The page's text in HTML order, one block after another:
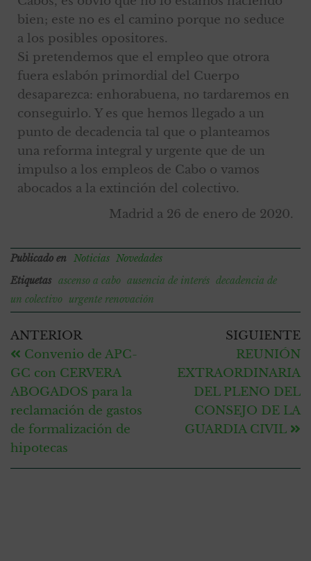
bien; este no es el camino porque no seduce
a los posibles opositores.
Si pretendemos que el empleo que otrora
fuera eslabón primordial del Cuerpo
desaparezca: enhorabuena, no tardaremos en
conseguirlo. Y es que hemos llegado a un
punto de decadencia tal que o planteamos
una reforma integral y urgente que de un
impulso a los empleos de Cabo o vamos
abocados a la extinción del colectivo.
Madrid a 26 de enero de 2020.
Publicado en Noticias Novedades
Etiquetas ascenso a cabo ausencia de interés decadencia de
un colectivo urgente renovación
ANTERIOR
Convenio de APC-
GC con CERVERA
ABOGADOS para la
reclamación de gastos
de formalización de
hipotecas
SIGUIENTE
REUNIÓN
EXTRAORDINARIA
DEL PLENO DEL
CONSEJO DE LA
GUARDIA CIVIL